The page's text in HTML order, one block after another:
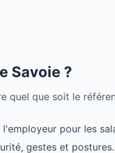
Savoie ?
quel que soit le
pour les
gestes et postures.